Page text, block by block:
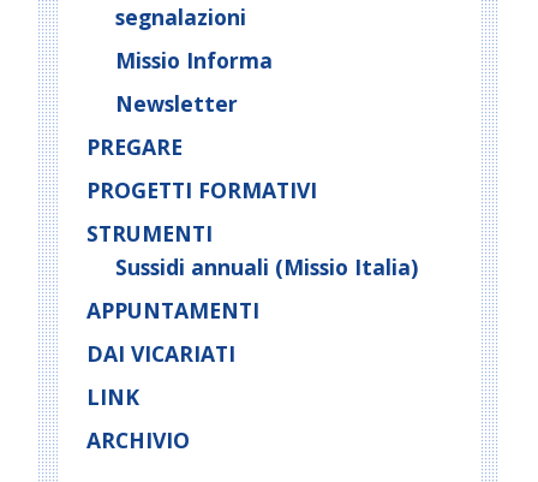
segnalazioni
Missio Informa
Newsletter
PREGARE
PROGETTI FORMATIVI
STRUMENTI
Sussidi annuali (Missio Italia)
APPUNTAMENTI
DAI VICARIATI
LINK
ARCHIVIO